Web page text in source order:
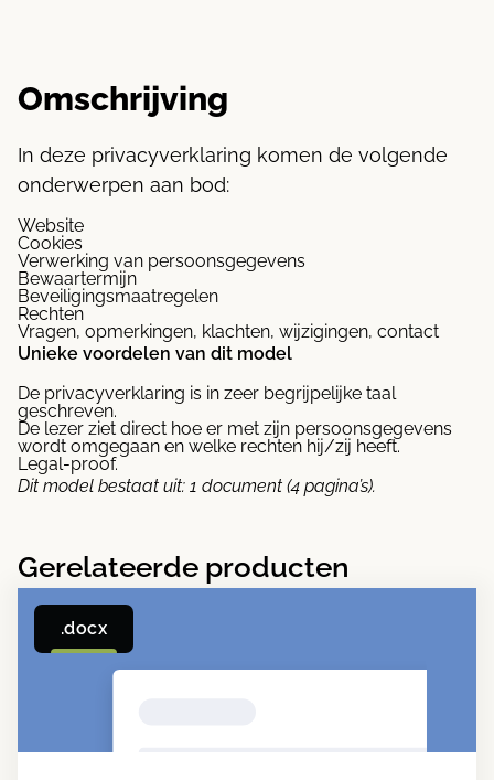
Omschrijving
In deze privacyverklaring komen de volgende
onderwerpen aan bod:
Website
Cookies
Verwerking van persoonsgegevens
Bewaartermijn
Beveiligingsmaatregelen
Rechten
Vragen, opmerkingen, klachten, wijzigingen, contact
Unieke voordelen van dit model
De privacyverklaring is in zeer begrijpelijke taal
geschreven.
De lezer ziet direct hoe er met zijn persoonsgegevens
wordt omgegaan en welke rechten hij/zij heeft.
Legal-proof.
Dit model bestaat uit: 1 document (4 pagina’s).
Gerelateerde producten
.docx